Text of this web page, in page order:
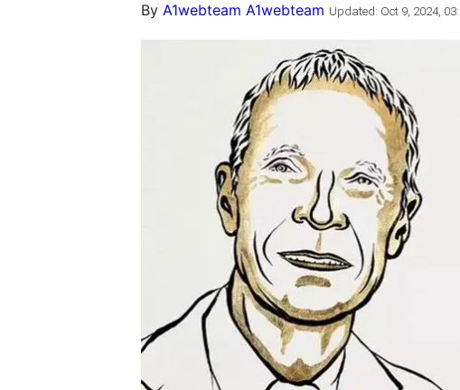
ByA1webteam A1webteam Updated: Oct 9, 2024,